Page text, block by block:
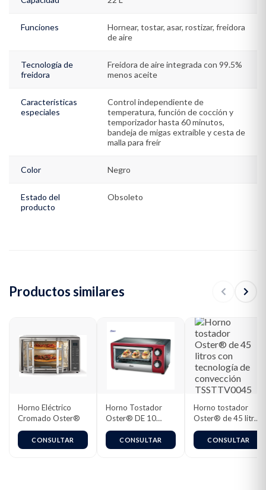
Funciones
Hornear, tostar, asar, rostizar, freidora
de aire
Tecnología de
freidora
Freidora de aire integrada con 99.5%
menos aceite
Características
especiales
Control independiente de
temperatura, función de cocción y
temporizador hasta 60 minutos,
bandeja de migas extraíble y cesta de
malla para freír
Color Negro
Estado del
producto
Obsoleto
Productos similares
Horno Eléctrico
Cromado Oster®
CONSULTAR
Horno Tostador
Oster® DE 10
Litros | Color Rojo |
Rejilla Ajustable |
Cronómetro |
CONSULTAR
Horno tostador
Oster® de 45 litros
con tecnología de
convección
TSSTTV0045
CONSULTAR